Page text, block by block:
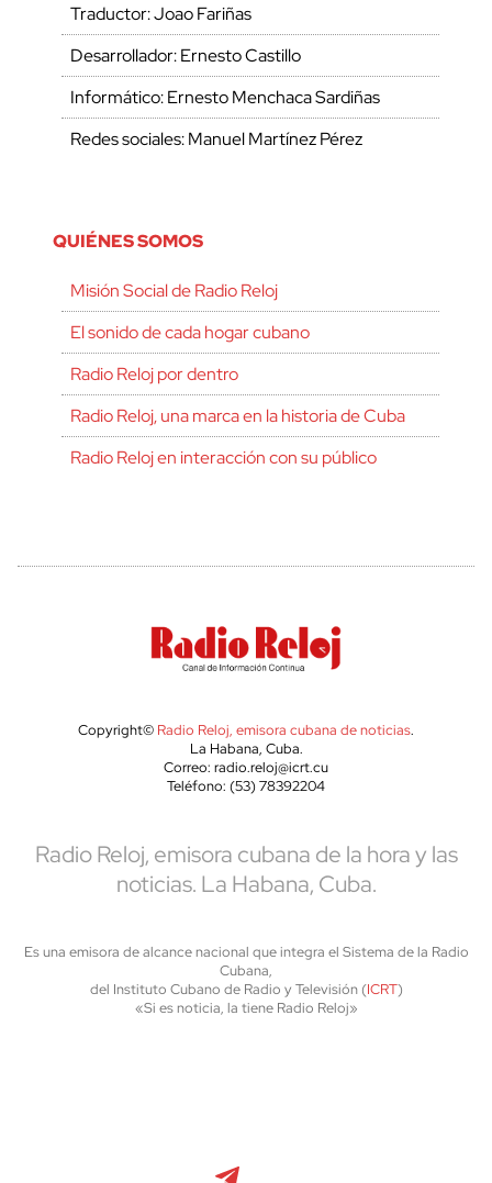
Traductor: Joao Fariñas
Desarrollador: Ernesto Castillo
Informático: Ernesto Menchaca Sardiñas
Redes sociales: Manuel Martínez Pérez
QUIÉNES SOMOS
Misión Social de Radio Reloj
El sonido de cada hogar cubano
Radio Reloj por dentro
Radio Reloj, una marca en la historia de Cuba
Radio Reloj en interacción con su público
Copyright© Radio Reloj, emisora cubana de noticias.
La Habana, Cuba.
Correo: radio.reloj@icrt.cu
Teléfono: (53) 78392204
Radio Reloj, emisora cubana de la hora y las
noticias. La Habana, Cuba.
Es una emisora de alcance nacional que integra el Sistema de la Radio
Cubana,
del Instituto Cubano de Radio y Televisión (ICRT)
«Si es noticia, la tiene Radio Reloj»